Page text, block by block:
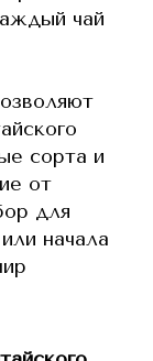
чай
сорта и
от
для
начала